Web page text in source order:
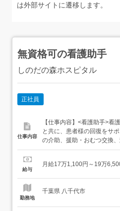
は外部サイトに遷移します。
無資格可の看護助手
しのだの森ホスピタル
正社員
仕事内容
【仕事内容】<看護助手>看
と共に、患者様の回復をサ
の介助、援助・おむつ交換
介助、更衣介助、清潔の援
対応、対話等<外来・病棟ク
給与
月給17万1,100円～19万
勤務地
千葉県 八千代市